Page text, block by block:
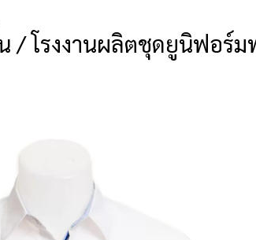
โรงงานผลิตชุดยูนิฟอร์ม